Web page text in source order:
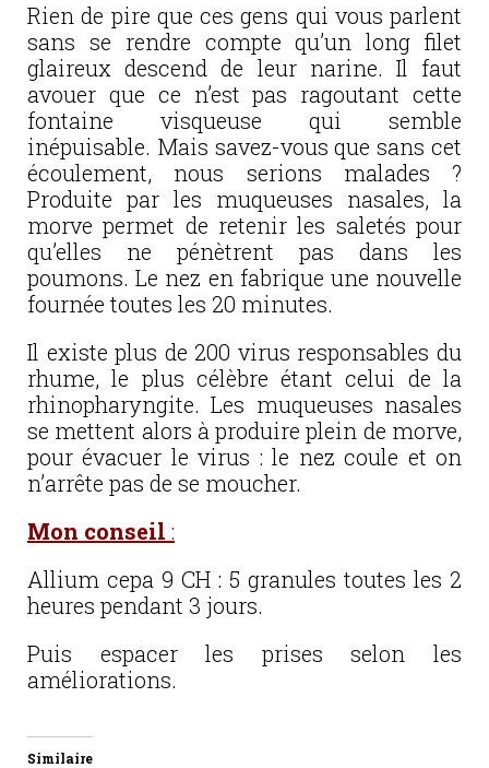
Rien de pire que ces gens qui vous parlent
sans se rendre compte qu’un long filet
glaireux descend de leur narine. Il faut
avouer que ce n’est pas ragoutant cette
fontaine visqueuse qui semble
inépuisable. Mais savez-vous que sans cet
écoulement, nous serions malades ?
Produite par les muqueuses nasales, la
morve permet de retenir les saletés pour
qu’elles ne pénètrent pas dans les
poumons. Le nez en fabrique une nouvelle
fournée toutes les 20 minutes.
Il existe plus de 200 virus responsables du
rhume, le plus célèbre étant celui de la
rhinopharyngite. Les muqueuses nasales
se mettent alors à produire plein de morve,
pour évacuer le virus : le nez coule et on
n’arrête pas de se moucher.
Mon conseil :
Allium cepa 9 CH : 5 granules toutes les 2
heures pendant 3 jours.
Puis espacer les prises selon les
améliorations.
Similaire